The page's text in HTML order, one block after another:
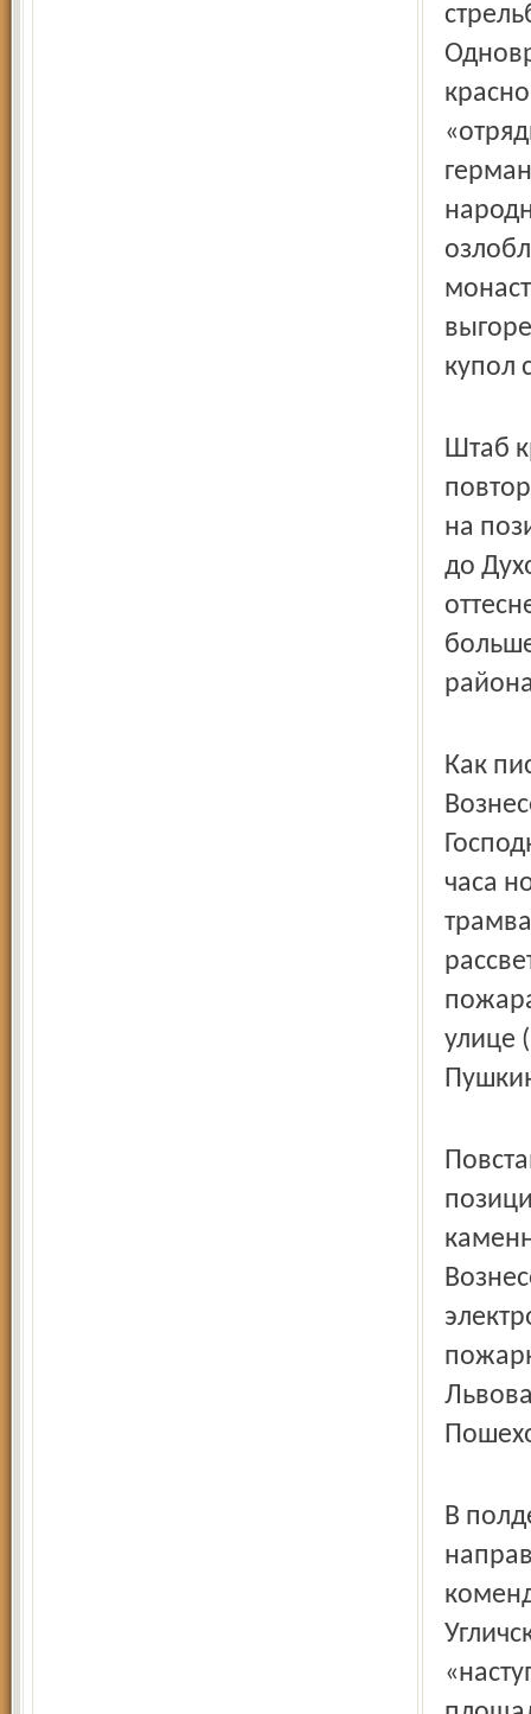
купол
Штаб
на
до
Как
часа
улице
В